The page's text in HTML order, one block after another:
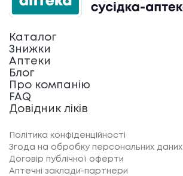
Каталог
Знижки
Аптеки
Блог
Про компанію
FAQ
Довідник ліків
Політика конфіденційності
Згода на обробку персональних даних
Договір публічної оферти
Аптечні заклади-партнери